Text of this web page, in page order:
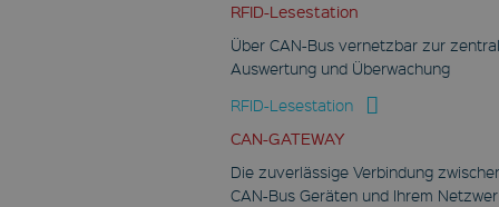
RFID-Lesestation
Über CAN-Bus vernetzbar zur
Auswertung und Überwachung
RFID-Lesestation
CAN-GATEWAY
Die zuverlässige Verbindung
CAN-Bus Geräten und Ihrem
Nutzung von Basisfunktionalitäten wie
Seitennavigation und Zugriff auf sichere
Bereiche. Sie sind notwendig für einen
funktionstüchtigen Aufruf unserer
Verwendung dieser Cookies nicht
Domain
Ablauf